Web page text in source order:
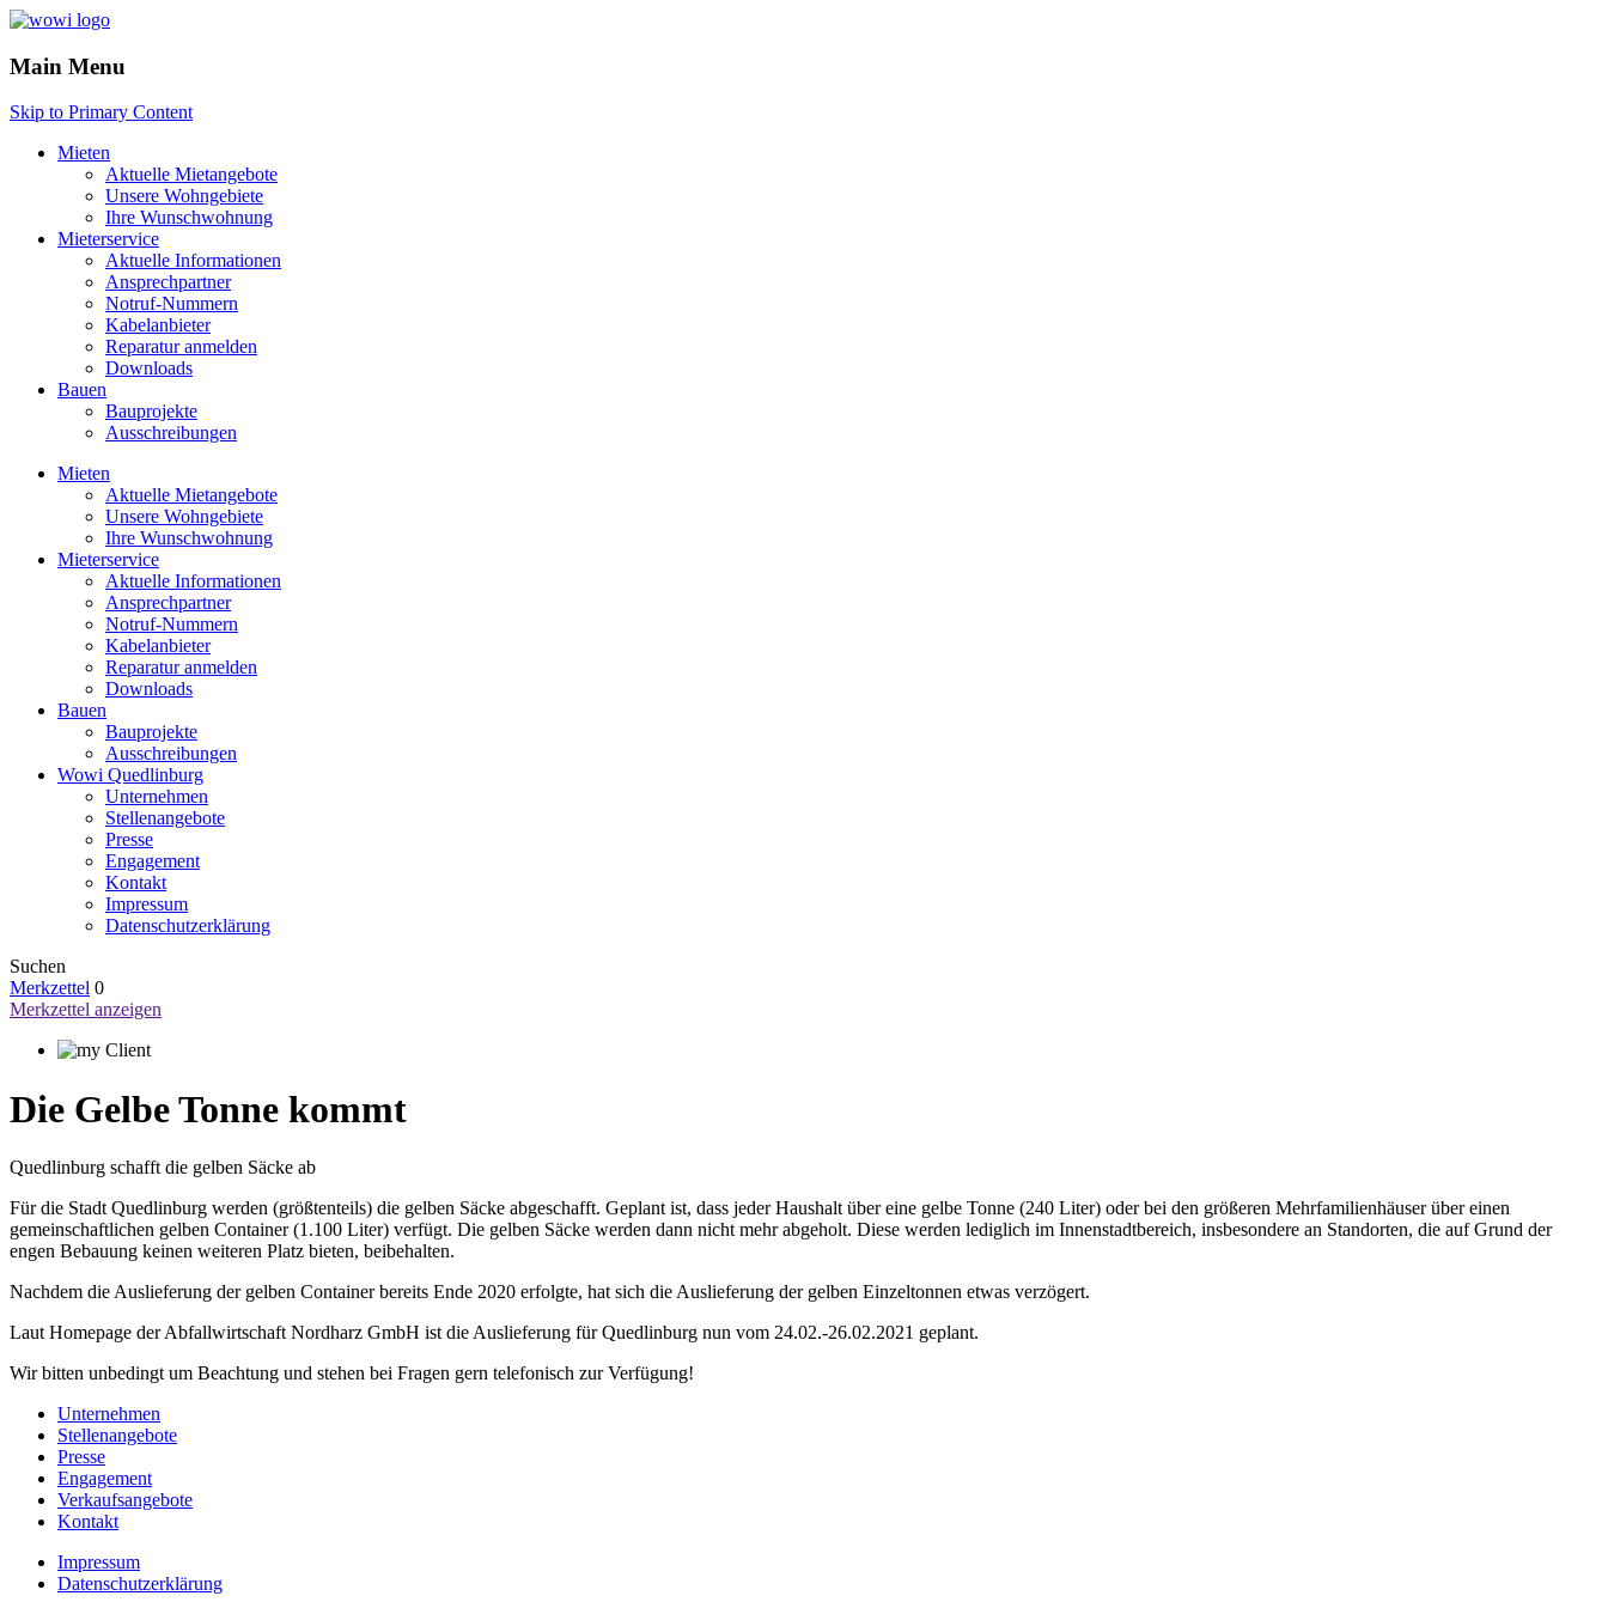
Main Menu
Skip to Primary Content
Mieten
Aktuelle Mietangebote
Unsere Wohngebiete
Ihre Wunschwohnung
Mieterservice
Aktuelle Informationen
Ansprechpartner
Notruf-Nummern
Kabelanbieter
Reparatur anmelden
Downloads
Bauen
Bauprojekte
Ausschreibungen
Mieten
Aktuelle Mietangebote
Unsere Wohngebiete
Ihre Wunschwohnung
Mieterservice
Aktuelle Informationen
Ansprechpartner
Notruf-Nummern
Kabelanbieter
Reparatur anmelden
Downloads
Bauen
Bauprojekte
Ausschreibungen
Wowi Quedlinburg
Unternehmen
Stellenangebote
Presse
Engagement
Kontakt
Impressum
Datenschutzerklärung
Suchen
Merkzettel 0
Merkzettel anzeigen
Die Gelbe Tonne kommt
Quedlinburg schafft die gelben Säcke ab
Für die Stadt Quedlinburg werden (größtenteils) die gelben Säcke abgeschafft. Geplant ist, dass jeder Haushalt über eine gelbe Tonne (240 Liter) oder bei den größeren Mehrfamilienhäuser über einen
gemeinschaftlichen gelben Container (1.100 Liter) verfügt. Die gelben Säcke werden dann nicht mehr abgeholt. Diese werden lediglich im Innenstadtbereich, insbesondere an Standorten, die auf Grund der
engen Bebauung keinen weiteren Platz bieten, beibehalten.
Nachdem die Auslieferung der gelben Container bereits Ende 2020 erfolgte, hat sich die Auslieferung der gelben Einzeltonnen etwas verzögert.
Laut Homepage der Abfallwirtschaft Nordharz GmbH ist die Auslieferung für Quedlinburg nun vom 24.02.-26.02.2021 geplant.
Wir bitten unbedingt um Beachtung und stehen bei Fragen gern telefonisch zur Verfügung!
Unternehmen
Stellenangebote
Presse
Engagement
Verkaufsangebote
Kontakt
Impressum
Datenschutzerklärung